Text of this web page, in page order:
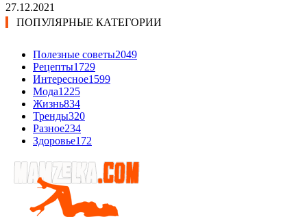
27.12.2021
ПОПУЛЯРНЫЕ КАТЕГОРИИ
Полезные советы2049
Рецепты1729
Интересное1599
Мода1225
Жизнь834
Тренды320
Разное234
Здоровье172